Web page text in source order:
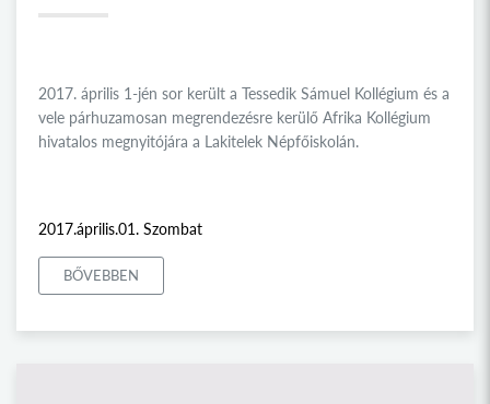
2017. április 1-jén sor került a Tessedik Sámuel Kollégium és a
vele párhuzamosan megrendezésre kerülő Afrika Kollégium
hivatalos megnyitójára a Lakitelek Népfőiskolán.
2017.április.01. Szombat
BŐVEBBEN